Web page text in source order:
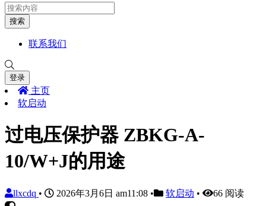
搜索
联系我们
登录
主页
软启动
过电压保护器 ZBKG-A-
10/W+J的用途
llxcdq • 2026年3月6日 am11:08 • 软启动 • 66 阅读